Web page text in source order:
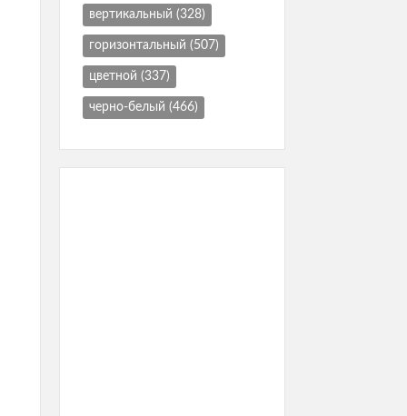
вертикальный (328)
горизонтальный (507)
цветной (337)
черно-белый (466)